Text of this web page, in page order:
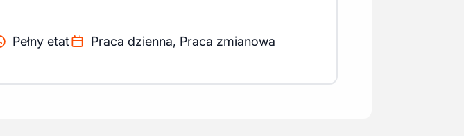
Pełny etat Praca dzienna, Praca zmianowa